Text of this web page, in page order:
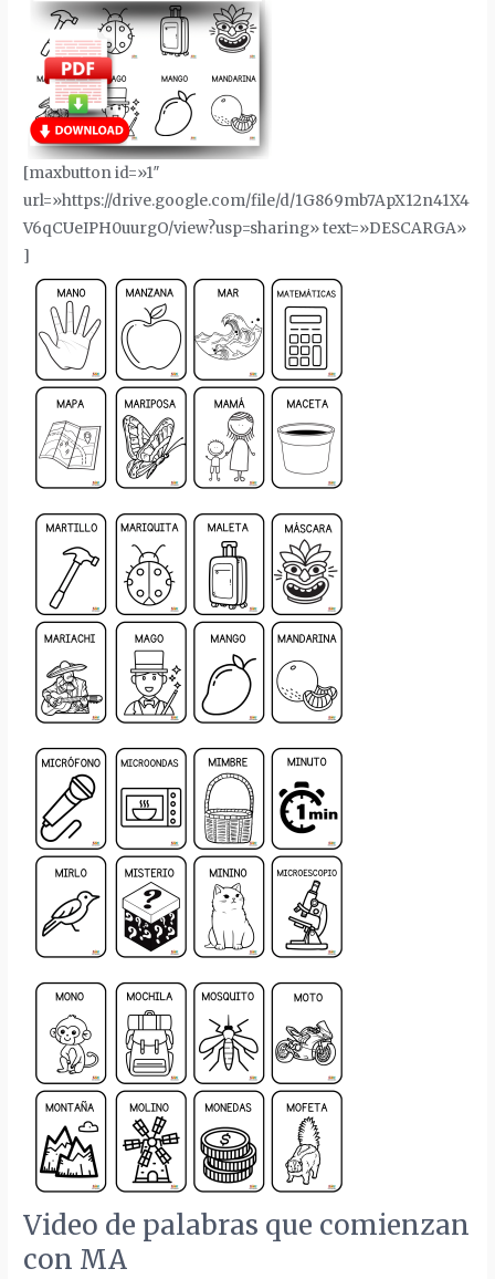
[maxbutton id=»1″
url=»https://drive.google.com/file/d/1G869mb7ApX12n41X4
V6qCUeIPH0uurgO/view?usp=sharing» text=»DESCARGA»
]
Video de palabras que comienzan
con MA